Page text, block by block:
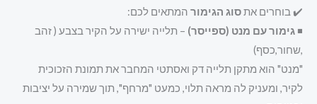
✔️ בוחרים אתסוג הגימור המתאים לכם:
◾ גימור עם מנט (ספייסר) – תלייה ישירה על הקיר בצבע ( זהב
,שחור,כסף)
"מנט" הוא מתקן תלייה דק ואסתטי המחבר את תמונת הזכוכית
לקיר, ומעניק לה מראה תלוי, כמעט "מרחף", תוך שמירה על יציבות